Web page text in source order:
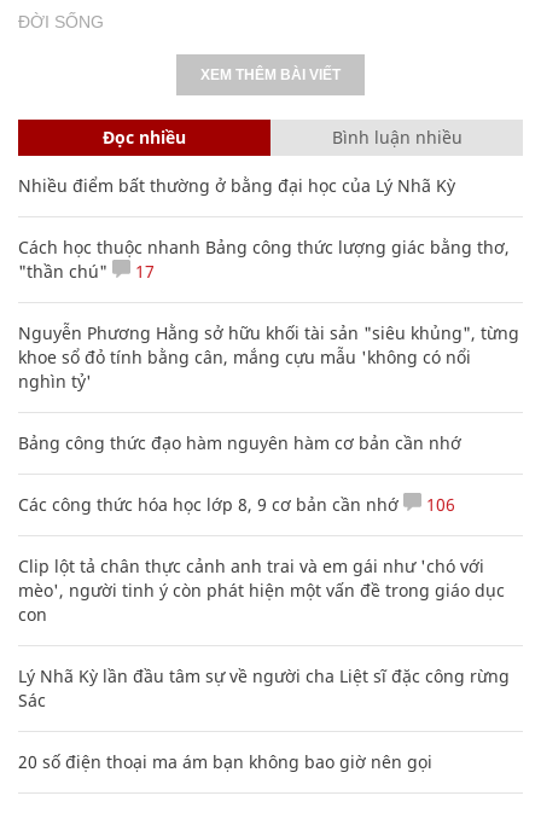
ĐỜI SỐNG
XEM THÊM BÀI VIẾT
Đọc nhiều Bình luận nhiều
Nhiều điểm bất thường ở bằng đại học của Lý Nhã Kỳ
Cách học thuộc nhanh Bảng công thức lượng giác bằng thơ,
"thần chú"
17
Nguyễn Phương Hằng sở hữu khối tài sản "siêu khủng", từng
khoe sổ đỏ tính bằng cân, mắng cựu mẫu 'không có nổi
nghìn tỷ'
Bảng công thức đạo hàm nguyên hàm cơ bản cần nhớ
Các công thức hóa học lớp 8, 9 cơ bản cần nhớ 106
Clip lột tả chân thực cảnh anh trai và em gái như 'chó với
mèo', người tinh ý còn phát hiện một vấn đề trong giáo dục
con
Lý Nhã Kỳ lần đầu tâm sự về người cha Liệt sĩ đặc công rừng
Sác
20 số điện thoại ma ám bạn không bao giờ nên gọi